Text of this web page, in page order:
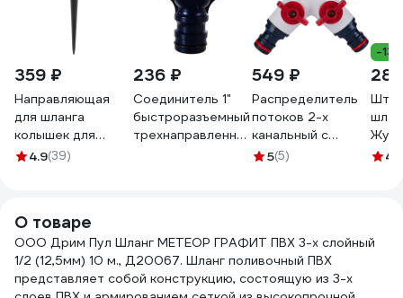
359 ₽
Направляющая
для шланга
колышек для
садового шланга
4.9(39)
236 ₽
Соединитель 1"
быстроразъемный
трехнаправленный
549 ₽
Распределитель
потоков 2-х
канальный с
переходником для
5(5)
-13%
28
Жук
4.8
О товаре
ООО Дрим Пул Шланг МЕТЕОР ГРАФИТ ПВХ 3-х слойный
1/2 (12,5мм) 10 м., Д20067. Шланг поливочный ПВХ
представляет собой конструкцию, состоящую из 3-х